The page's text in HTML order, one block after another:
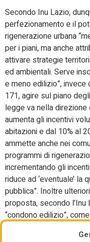
Secondo Inu Lazio,
perfezionamento e il
rigenerazione urbana
per i piani, ma anche
attivare strategie
ed ambientali. Serve
e meno edilizio”,
171, agire sul piano
legge va nella
aumenta gli incentivi
abitazioni e dal 10% al
ammette anche nei
programmi di
incrementando gli
riduce ad ‘eventuale’
pubblica”. Inoltre
proposta, secondo l’Inu
“condono edilizio”,